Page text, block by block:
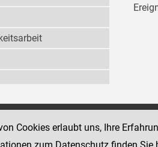
1080 Wien
Cookies erlaubt uns, Ihre